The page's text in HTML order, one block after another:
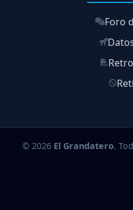
Foro
© 2026 El Grandatero.